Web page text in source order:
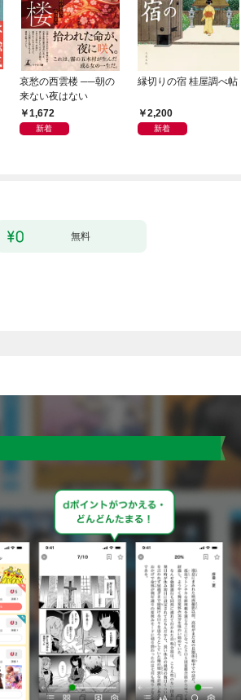
哀愁の西雲楼 ──朝の
来ない夜はない
1,672
新着
縁切りの宿 桂屋調べ帖
2,200
新着
無料